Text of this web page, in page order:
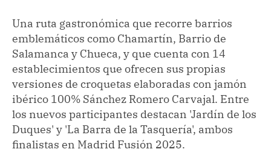
Una ruta gastronómica que recorre barrios
emblemáticos como Chamartín, Barrio de
Salamanca y Chueca, y que cuenta con 14
establecimientos que ofrecen sus propias
versiones de croquetas elaboradas con jamón
ibérico 100% Sánchez Romero Carvajal. Entre
los nuevos participantes destacan 'Jardín de los
Duques' y 'La Barra de la Tasquería', ambos
finalistas en Madrid Fusión 2025.